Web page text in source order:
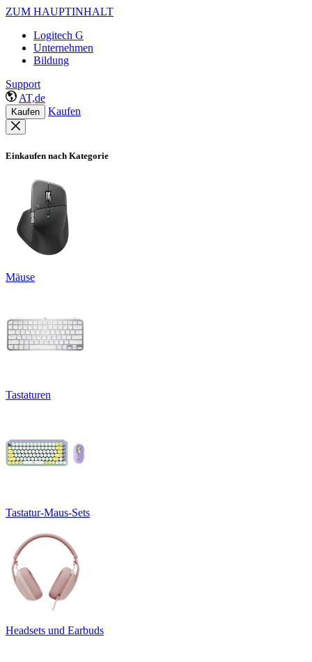
ZUM HAUPTINHALT
Logitech G
Unternehmen
Bildung
Support
AT,de
Kaufen Kaufen
Einkaufen nach Kategorie
Mäuse
Tastaturen
Tastatur-Maus-Sets
Headsets und Earbuds